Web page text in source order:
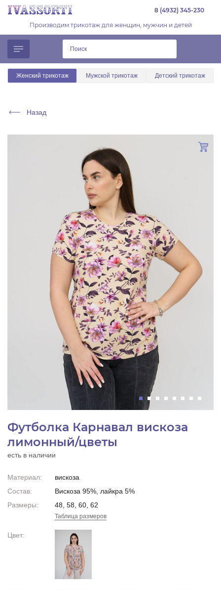
8 (4932) 345-230
Производим трикотаж для женщин, мужчин и детей
Женский трикотаж Мужской трикотаж Детский трикотаж
Назад
Футболка Карнавал вискоза
лимонный/цветы
есть в наличии
Материал:
вискоза
Состав:
Вискоза 95%, лайкра 5%
Размеры:
48, 58, 60, 62
Таблица размеров
Цвет: